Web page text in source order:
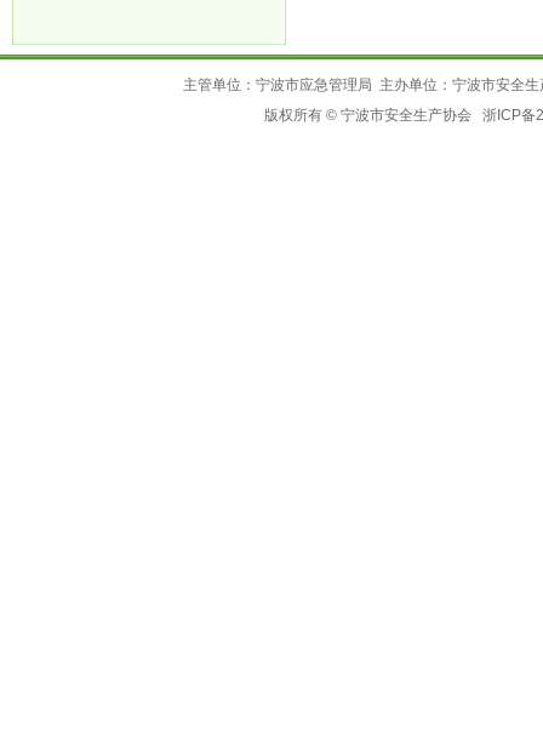
主管单位：宁波市应急管理局 主办单位：宁波市安全
版权所有 © 宁波市安全生产协会 浙ICP备